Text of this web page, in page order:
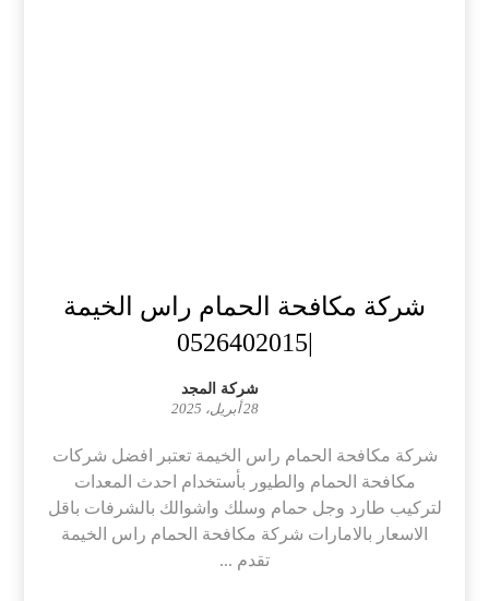
شركة مكافحة الحمام راس الخيمة
شركة المجد
28 أبريل، 2025
شركة مكافحة الحمام راس الخيمة تعتبر افضل شركات
مكافحة الحمام والطيور بأستخدام احدث المعدات
لتركيب طارد وجل حمام وسلك واشوالك بالشرفات باقل
الاسعار بالامارات شركة مكافحة الحمام راس الخيمة
تقدم ...